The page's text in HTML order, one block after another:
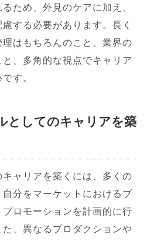
ため、外見のケアに加え、
する必要があります。長く
はもちろんのこと、業界の
と、多角的な視点でキャリア
す。
としてのキャリアを築
ャリアを築くには、多くの
分をマーケットにおけるブ
ロモーションを計画的に行
、異なるプロダクションや